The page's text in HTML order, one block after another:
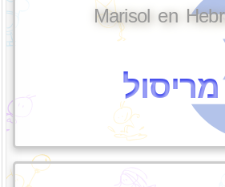
Marisol en
מריסול